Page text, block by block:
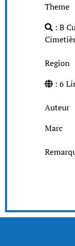
Theme
: B
Region
: 6
Auteur
Marc